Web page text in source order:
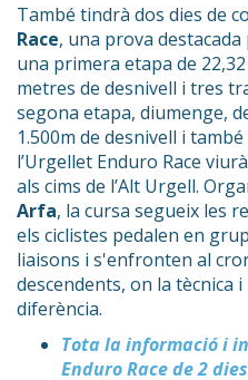
També tindrà dos dies de
Race, una prova destacada
una primera etapa de
metres de desnivell i tres
segona etapa, diumenge,
1.500m de desnivell i
l’Urgellet Enduro Race
als cims de l’Alt Urgell.
Arfa, la cursa segueix les
els ciclistes pedalen en
liaisons i s'enfronten al
descendents, on la tècnica
diferència.
Tota la informació i
Enduro Race de 2 dies